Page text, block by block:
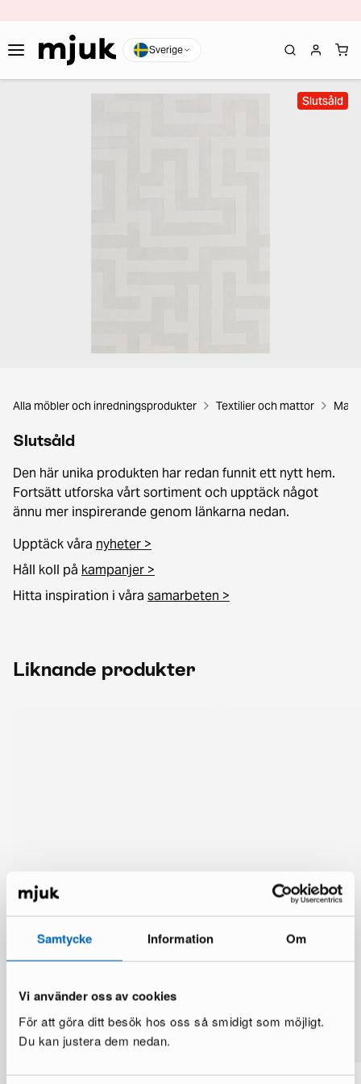
Samtycke Information Om
Vi använder oss av cookies
För att göra ditt besök hos oss så smidigt som möjligt.
Du kan justera dem nedan.
Sverige
Slutsåld
Alla möbler och inredningsprodukter Textilier och mattor
Slutsåld
Den här unika produkten har redan funnit ett nytt hem.
Fortsätt utforska vårt sortiment och upptäck något
ännu mer inspirerande genom länkarna nedan.
Upptäck våra nyheter >
Håll koll på kampanjer >
Hitta inspiration i våra samarbeten >
Liknande produkter
Du kanske också gillar
Visa mer